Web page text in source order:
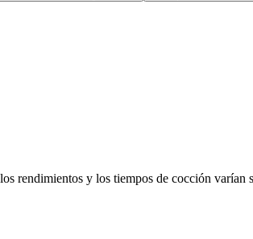
rendimientos y los tiempos de cocción